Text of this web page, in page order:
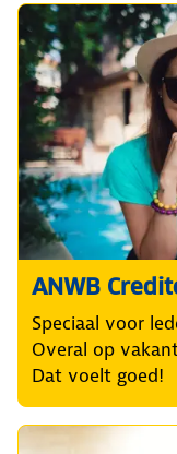
ANWB
Speciaal voor
Overal op
Dat voelt goed!